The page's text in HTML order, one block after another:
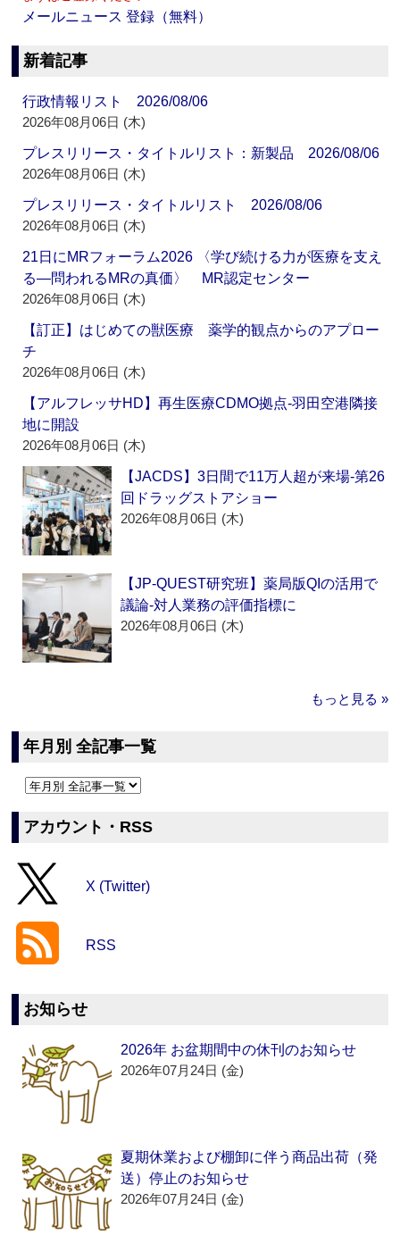
メールニュース 登録（無料）
新着記事
行政情報リスト 2026/08/06
2026年08月06日 (木)
プレスリリース・タイトルリスト：新製品 2026/08/06
2026年08月06日 (木)
プレスリリース・タイトルリスト 2026/08/06
2026年08月06日 (木)
21日にMRフォーラム2026 〈学び続ける力が医療を支え
る―問われるMRの真価〉 MR認定センター
2026年08月06日 (木)
【訂正】はじめての獣医療 薬学的観点からのアプロー
チ
2026年08月06日 (木)
【アルフレッサHD】再生医療CDMO拠点‐羽田空港隣接
地に開設
2026年08月06日 (木)
【JACDS】3日間で11万人超が来場‐第26
回ドラッグストアショー
2026年08月06日 (木)
【JP-QUEST研究班】薬局版QIの活用で
議論‐対人業務の評価指標に
2026年08月06日 (木)
もっと見る »
年月別 全記事一覧
アカウント・RSS
X (Twitter)
RSS
お知らせ
2026年 お盆期間中の休刊のお知らせ
2026年07月24日 (金)
夏期休業および棚卸に伴う商品出荷（発
送）停止のお知らせ
2026年07月24日 (金)